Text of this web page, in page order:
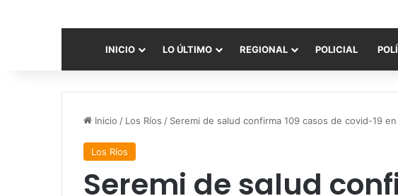
INICIO LO ÚLTIMO REGIONAL POLICIAL
Inicio / Los Ríos / Seremi de salud confirma 109 casos de covid-19 en
Los Ríos
Seremi de salud